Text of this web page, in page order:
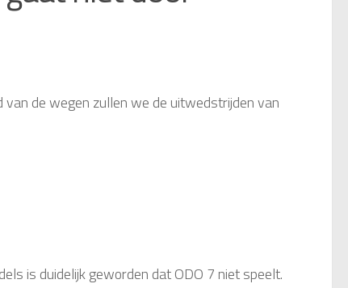
de wegen zullen we de uitwedstrijden van
is duidelijk geworden dat ODO 7 niet speelt.